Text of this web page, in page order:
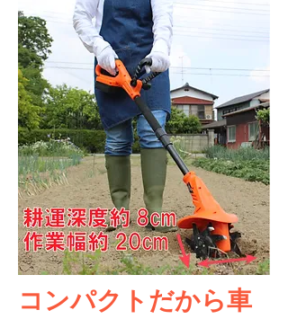
コンパクトだから車